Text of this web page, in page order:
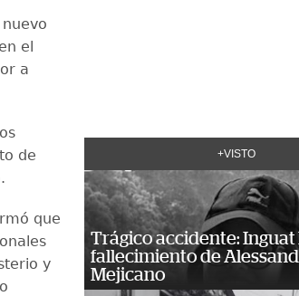
el
a
de
que
y
+VISTO
Trágico accidente:
fallecimiento de
Mejicano